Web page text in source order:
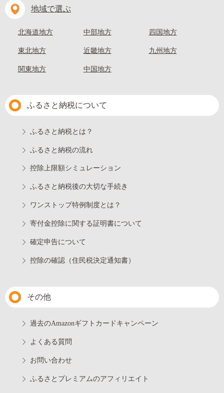
地域で選ぶ
北海道地方
東北地方
関東地方
中部地方
近畿地方
中国地方
四国地方
九州地方
ふるさと納税について
ふるさと納税とは？
ふるさと納税の流れ
控除上限額シミュレーション
ふるさと納税後の大切な手続き
ワンストップ特例制度とは？
寄付金控除に関する証明書について
確定申告について
控除の確認（住民税決定通知書）
その他
過去のAmazonギフトカードキャンペーン
よくある質問
お問い合わせ
ふるさとプレミアムのアフィリエイト